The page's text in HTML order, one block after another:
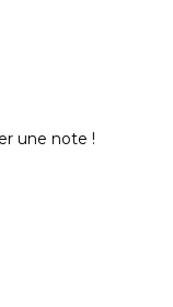
une note !